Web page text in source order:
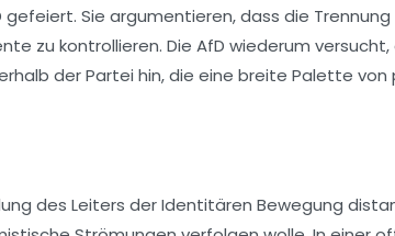
Sie argumentieren, dass die
zu kontrollieren. Die AfD wiederum
der Partei hin, die eine breite Palette von
des Leiters der Identitären Bewegung